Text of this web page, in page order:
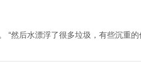
“然后水漂浮了很多垃圾，有些沉重